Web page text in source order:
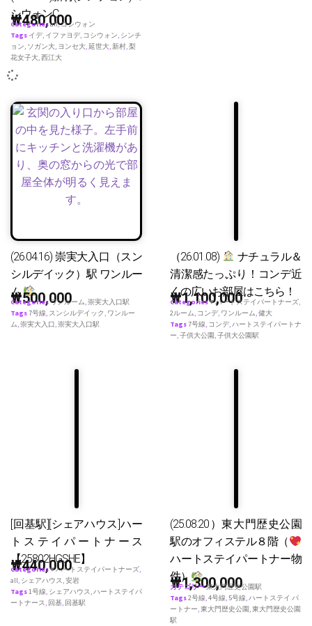
シウォンC
₩480,000
Categoriesall,コシウォン
Tags イデ, イファヨデ, コシウォン, シンチ
ョン, ソガン大, ヨンセ大,延世大,新村,梨
花女子大,西江大
(26.04.16) 崇実大入口（スン
シルデイック）駅 ワンルー
ム
₩500,000
Categoriesワンルーム,崇実大入口駅
Tags7号線, スンシルデイック , ワンルー
ム,崇実大入口,崇実大入口駅
（26.01.08)
ナチュラル＆
清潔感たっぷり！コンデ近
くの広いお部屋はこちら！
₩1,100,000
Categories♥ ハートステイパートナーズ,
2ルーム, コンデ, ワンルーム,健大
Tags7号線, コンデ,ハートステイパートナ
ー,子供大公園 ,子供大公園駅
[回基駅][シェアハウス]ハー
トステイパートナース
【25802HGSHE】
₩440,000
Categories♥ ハートステイパートナーズ,
all, シェアハウス,安岩
Tags1号線, シェアハウス,ハートステイパ
ートナース, 回基, 回基駅
(25.08.20）東大門歴史公園
駅のオフィステル８階（
ハートステイパートナー物
件）
₩1,300,000
カテゴリー東大門歴史公園駅
Tags2号線,4号線, 5号線,ハートステイ パ
ートナー,東大門歴史公園 ,東大門歴史公園
駅